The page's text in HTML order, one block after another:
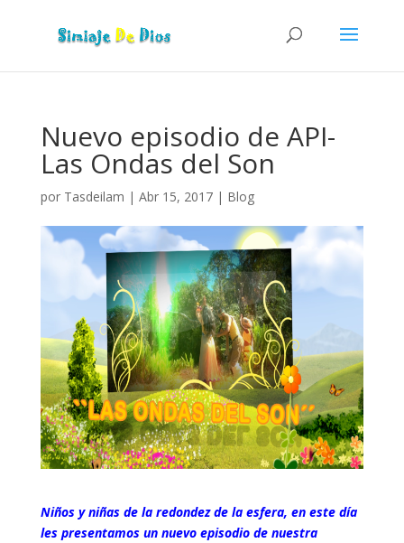
Nuevo episodio de API-
Las Ondas del Son
por Tasdeilam | Abr 15, 2017| Blog
Niños y niñas de la redondez de la esfera, en este día
les presentamos un nuevo episodio de nuestra